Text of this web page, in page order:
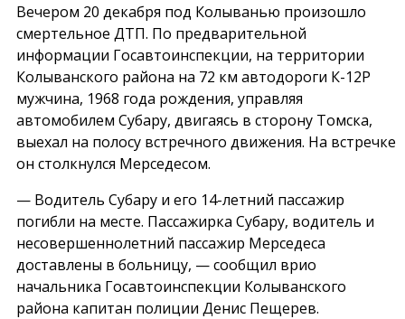
Вечером 20 декабря под Колыванью произошло
смертельное ДТП. По предварительной
информации Госавтоинспекции, на территории
Колыванского района на 72 км автодороги К-12Р
мужчина, 1968 года рождения, управляя
автомобилем Субару, двигаясь в сторону Томска,
выехал на полосу встречного движения. На встречке
он столкнулся Мерседесом.
— Водитель Субару и его 14-летний пассажир
погибли на месте. Пассажирка Субару, водитель и
несовершеннолетний пассажир Мерседеса
доставлены в больницу, — сообщил врио
начальника Госавтоинспекции Колыванского
района капитан полиции Денис Пещерев.